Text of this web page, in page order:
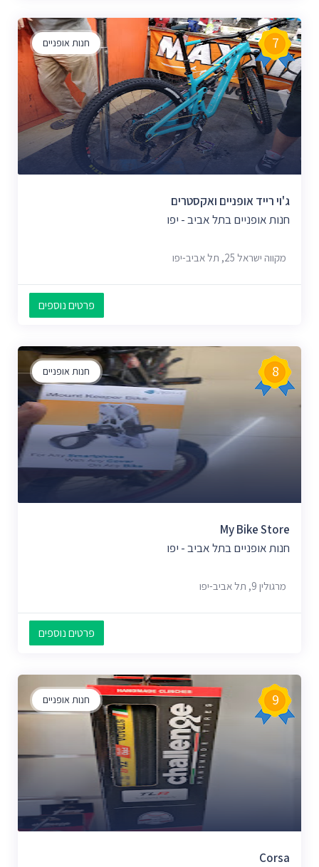
חנות אופניים 7
ג'וי רייד אופניים ואקסטרים
חנות אופניים בתל אביב - יפו
מקווה ישראל 25, תל אביב-יפו
פרטים נוספים
חנות אופניים 8
My Bike Store
חנות אופניים בתל אביב - יפו
מרגולין 9, תל אביב-יפו
פרטים נוספים
חנות אופניים 9
Corsa